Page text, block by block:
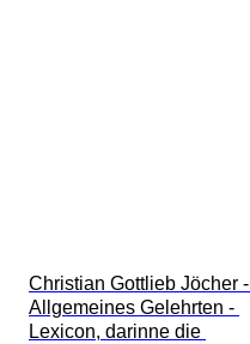
Christian Gottlieb Jöcher -
Allgemeines Gelehrten -
Lexicon, darinne die